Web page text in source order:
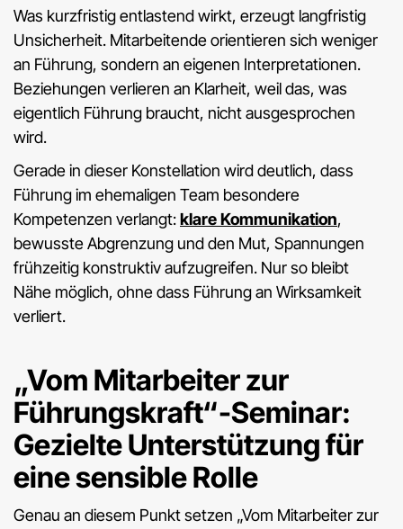
Was kurzfristig entlastend wirkt, erzeugt langfristig
Unsicherheit. Mitarbeitende orientieren sich weniger
an Führung, sondern an eigenen Interpretationen.
Beziehungen verlieren an Klarheit, weil das, was
eigentlich Führung braucht, nicht ausgesprochen
wird.
Gerade in dieser Konstellation wird deutlich, dass
Führung im ehemaligen Team besondere
Kompetenzen verlangt:klare Kommunikation,
bewusste Abgrenzung und den Mut, Spannungen
frühzeitig konstruktiv aufzugreifen. Nur so bleibt
Nähe möglich, ohne dass Führung an Wirksamkeit
verliert.
„Vom Mitarbeiter zur
Führungskraft“-Seminar:
Gezielte Unterstützung für
eine sensible Rolle
Genau an diesem Punkt setzen „Vom Mitarbeiter zur